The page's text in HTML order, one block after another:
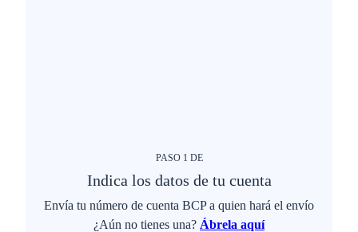
PASO 1 DE
Indica los datos de tu cuenta
Envía tu número de cuenta BCP a quien hará el envío
¿Aún no tienes una? Ábrela aquí